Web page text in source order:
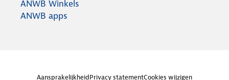
ANWB Winkels
ANWB apps
AansprakelijkheidPrivacy statementCookies wijzigen